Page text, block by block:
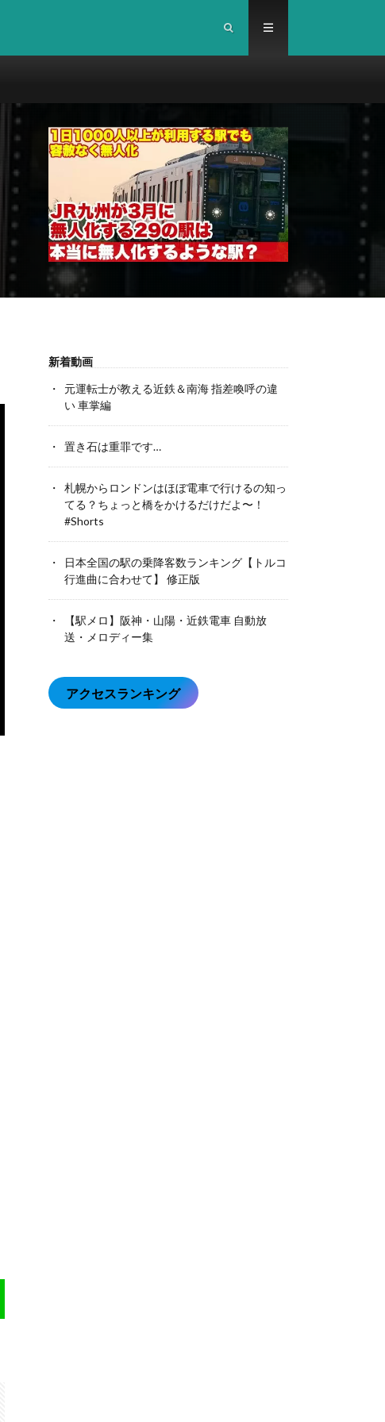
新着動画
元運転士が教える近鉄＆南海 指差喚呼の違
い 車掌編
置き石は重罪です…
札幌からロンドンはほぼ電車で行けるの知っ
てる？ちょっと橋をかけるだけだよ〜！
#Shorts
日本全国の駅の乗降客数ランキング【トルコ
行進曲に合わせて】 修正版
【駅メロ】阪神・山陽・近鉄電車 自動放
送・メロディー集
アクセスランキング